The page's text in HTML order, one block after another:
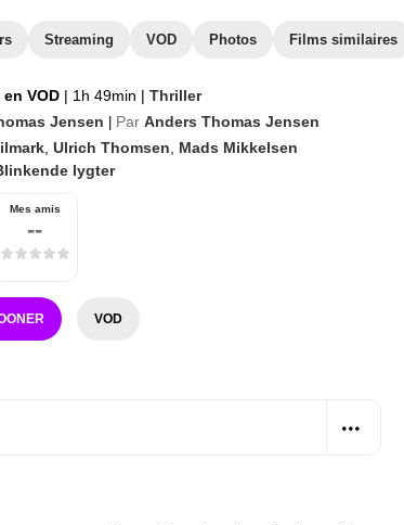
Streaming VOD Photos Films similaires
en VOD | 1h 49min | Thriller
Jensen Par Anders Thomas Jensen
Ulrich Thomsen
Mads Mikkelsen
lygter
Mes amis
--
VOD